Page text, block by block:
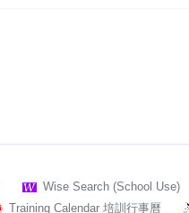
Wise Search (School Use)
Training Calendar 培訓行事曆